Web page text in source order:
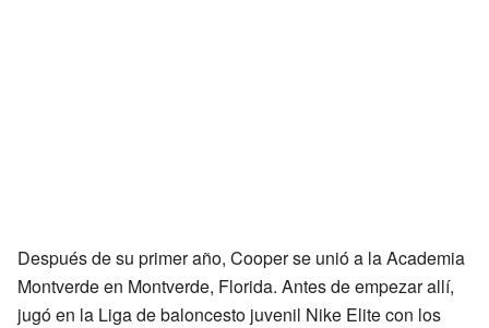
Después de su primer año, Cooper se unió a la Academia
Montverde en Montverde, Florida. Antes de empezar allí,
jugó en la Liga de baloncesto juvenil Nike Elite con los